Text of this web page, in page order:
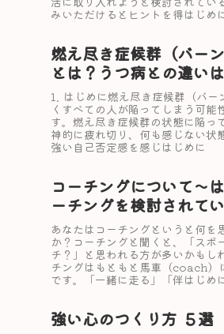
みいただけるとヒントを得はじめ
燃え尽き症候群（バーン
とは？うつ病との違い
1. はじめに燃え尽き症候群（バー
くすべての人が陥ってしまう可能
す。燃え尽き症候群の状態に陥っ
神的に疲れ切り、何も感じない状
強い自己否定感を感じはじめに
コーチングについて〜
ーチングを検討されて
あなたはコーチングというと何を
か？コーチングと聞くと、「スポ
チ？」と思われる方が多いかもし
チングはもともと馬車（coach）
です。「一緒に走る」「伴はじめ
強い心のつくり方 ５選